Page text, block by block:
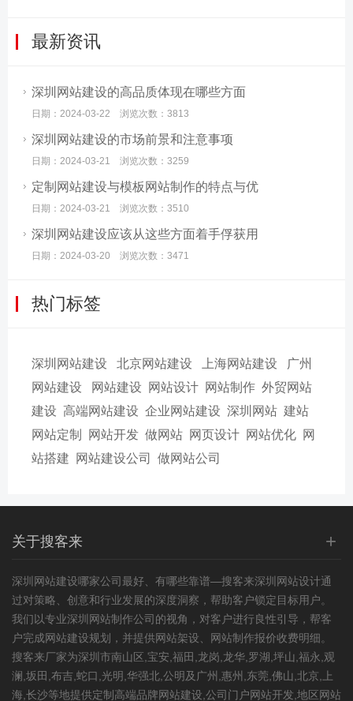
最新资讯
深圳网站建设的高品质体现在哪些方面
日期：2024-03-22 浏览次数：3813
深圳网站建设的市场前景和注意事项
日期：2024-03-21 浏览次数：3259
定制网站建设与模板网站制作的特点与优
日期：2024-03-21 浏览次数：3510
深圳网站建设应该从这些方面着手俘获用
日期：2024-03-20 浏览次数：3471
热门标签
深圳网站建设 北京网站建设 上海网站建设
广州
网站建设
网站建设 网站设计 网站制作 外贸网站
建设 高端网站建设 企业网站建设 深圳网站 建站
网站定制
网站开发 做网站 网页设计 网站优化 网
站搭建
网站建设公司 做网站公司
关于搜客来 +
深圳网站建设哪家公司最好、有哪些靠谱—搜客来深圳网站设计通
过对策略、创意和行业发展的深度洞察，帮助客户锁定目标用户。
我们以专业深圳网站制作公司的视角，对客户进行良性引导，帮客
户完成网站建设规划，并提供网站架设、网站制作报价收费明细。
搜客来厂家为深圳市南山区,宝安,福田,龙岗,龙华,罗湖,坪山,福永,观
澜,坂田,布吉,蛇口,光明,华强北,公明及广州,惠州,东莞,佛山,北京,上
海,长沙等地提供定制高端品牌网站建设,公司门户网站开发, 地区网站